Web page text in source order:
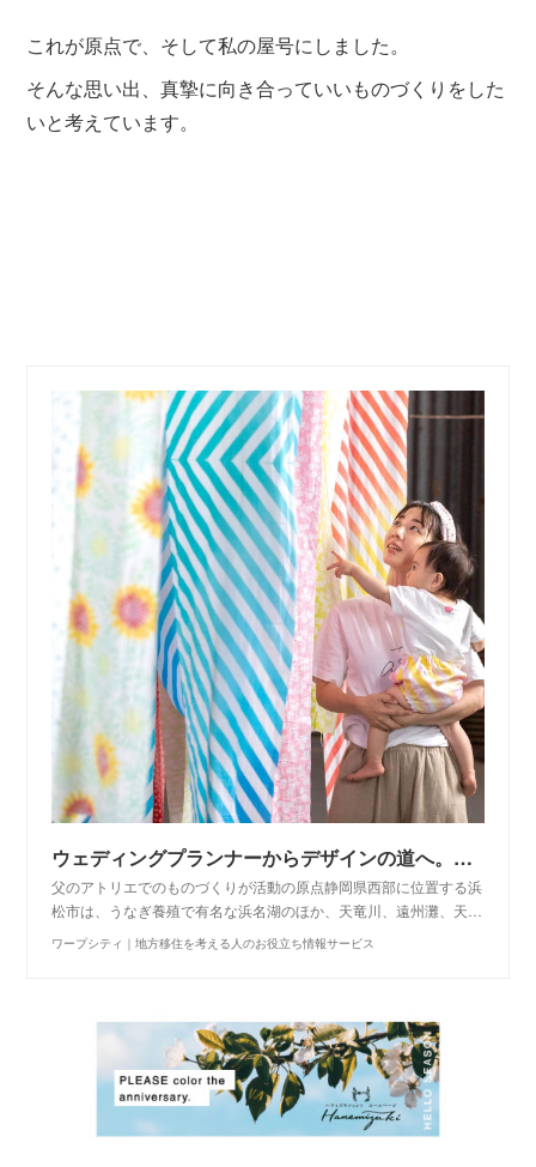
これが原点で、そして私の屋号にしました。
そんな思い出、真摯に向き合っていいものづくりをした
いと考えています。
ウェディングプランナーからデザインの道へ。浜松へのUターンでさらなる飛躍 ワープシティ｜地方移住を考える人のお役立ち情報サービス
父のアトリエでのものづくりが活動の原点静岡県西部に位置する浜
松市は、うなぎ養殖で有名な浜名湖のほか、天竜川、遠州灘、天…
ワープシティ｜地方移住を考える人のお役立ち情報サービス